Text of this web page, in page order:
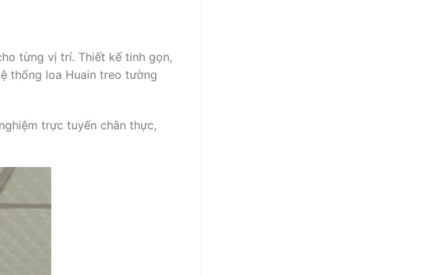
từng vị trí. Thiết kế tinh gọn,
thống loa Huain treo tường
trực tuyến chân thực,